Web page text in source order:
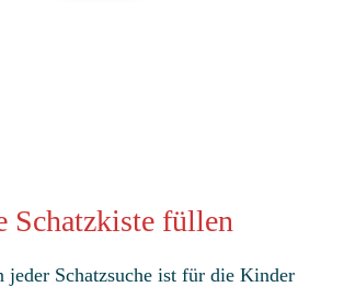
Schatzkiste füllen
jeder Schatzsuche ist für die Kinder